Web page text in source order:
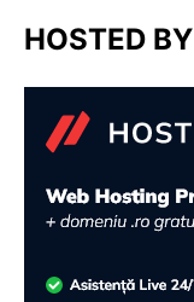
HOSTED BY